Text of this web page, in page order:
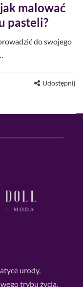
malować
pasteli?
do swojego
Udostępnij
urody,
trybu życia.